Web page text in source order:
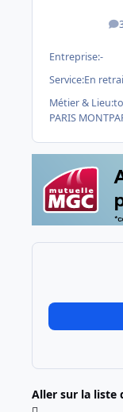
Entreprise:-
Service:En
Métier & Lieu:
PARIS
Aller sur la liste